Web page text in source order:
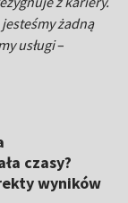
żadną
usługi–
czasy?
wyników